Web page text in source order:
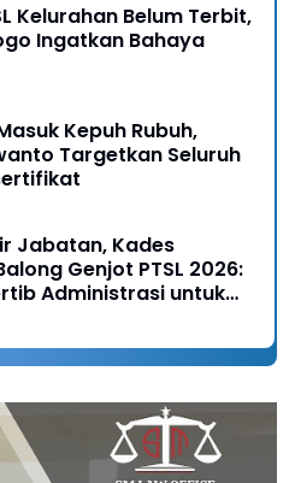
Kelurahan Belum Terbit,
Ingatkan Bahaya
Kepuh Rubuh,
Targetkan Seluruh
Jabatan, Kades
Genjot PTSL 2026:
Administrasi untuk